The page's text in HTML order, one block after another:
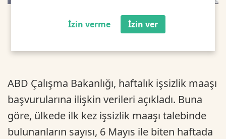
İzin verme İzin ver
ABD Çalışma Bakanlığı, haftalık işsizlik maaşı
başvurularına ilişkin verileri açıkladı. Buna
göre, ülkede ilk kez işsizlik maaşı talebinde
bulunanların sayısı, 6 Mayıs ile biten haftada